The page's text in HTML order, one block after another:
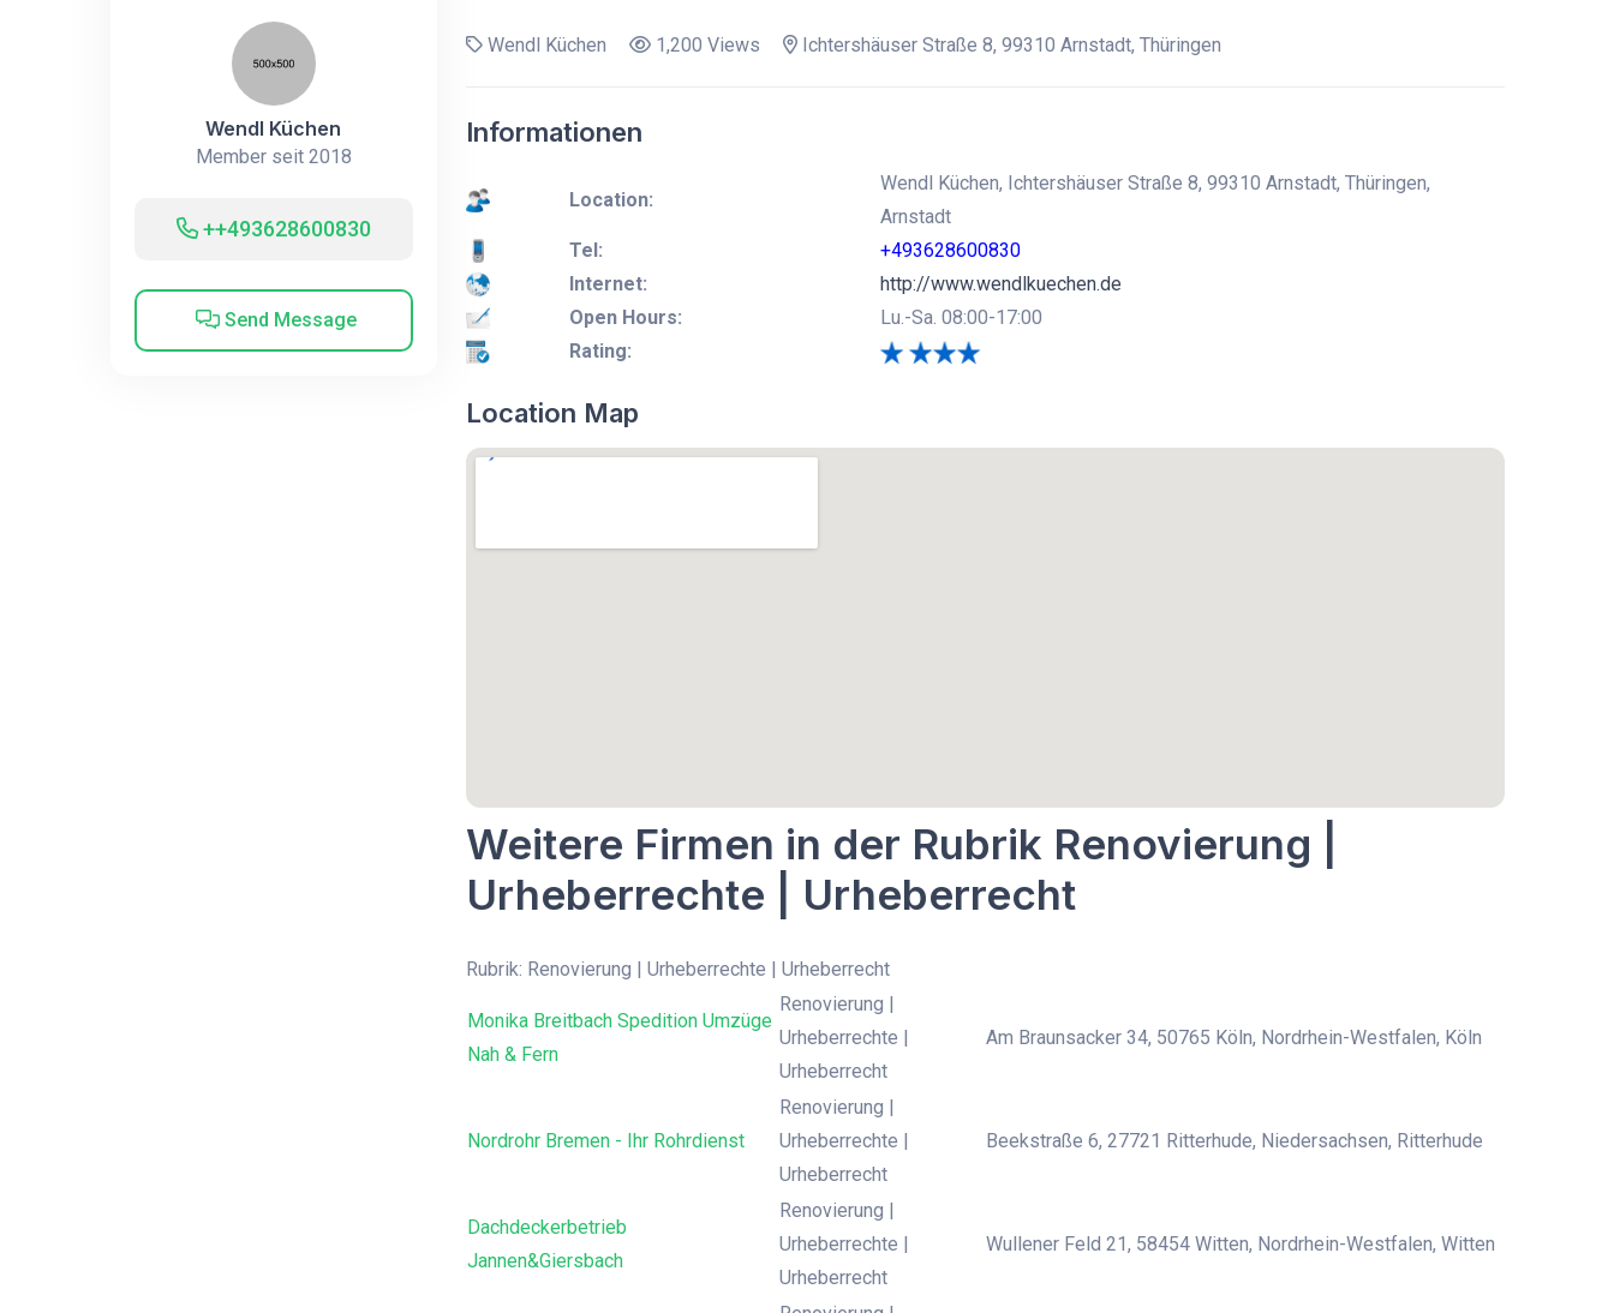
Wendl Küchen
Member seit 2018
++493628600830
Send Message
Wendl Küchen 1,200 Views Ichtershäuser Straße 8, 99310 Arnstadt, Thüringen
Informationen
Location:
Wendl Küchen, Ichtershäuser Straße 8, 99310 Arnstadt, Thüringen,
Arnstadt
Tel:
+493628600830
Internet:
http://www.wendlkuechen.de
Open Hours:
Lu.-Sa. 08:00-17:00
Rating:
Location Map
Weitere Firmen in der Rubrik Renovierung |
Urheberrechte | Urheberrecht
Rubrik: Renovierung | Urheberrechte | Urheberrecht
Monika Breitbach Spedition Umzüge
Nah & Fern
Renovierung |
Urheberrechte |
Urheberrecht
Am Braunsacker 34, 50765 Köln, Nordrhein-Westfalen, Köln
Nordrohr Bremen - Ihr Rohrdienst
Renovierung |
Urheberrechte |
Urheberrecht
Beekstraße 6, 27721 Ritterhude, Niedersachsen, Ritterhude
Dachdeckerbetrieb
Jannen&Giersbach
Renovierung |
Urheberrechte |
Urheberrecht
Wullener Feld 21, 58454 Witten, Nordrhein-Westfalen, Witten